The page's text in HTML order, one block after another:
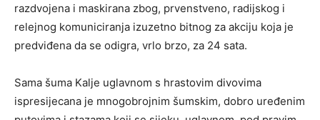
razdvojena i maskirana zbog, prvenstveno, radijskog i
relejnog komuniciranja izuzetno bitnog za akciju koja je
predviđena da se odigra, vrlo brzo, za 24 sata.
Sama šuma Kalje uglavnom s hrastovim divovima
ispresijecana je mnogobrojnim šumskim, dobro uređenim